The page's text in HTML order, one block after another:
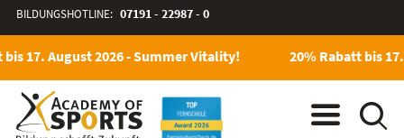
BILDUNGSHOTLINE: 07191 - 22987 - 0
17. August 2026 - Summer Vitality! 20% Rabatt bis